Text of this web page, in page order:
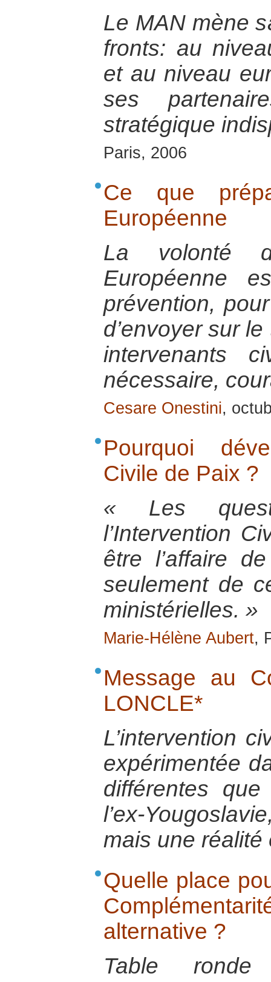
Le MAN mène
fronts: au
et au niveau
ses
stratégique
Paris, 2006
Ce que
Européenne
La volonté
Européenne
prévention,
d’envoyer sur
intervenants
nécessaire,
Cesare Onestini,
Pourquoi
Civile de Paix ?
« Les
l’Intervention
être l’affaire
seulement de
ministérielles. »
Marie-Hélène Aubert,
Message au
LONCLE*
L’intervention
expérimentée
différentes que
l’ex-
mais une réalité
Quelle place
alternative ?
Table